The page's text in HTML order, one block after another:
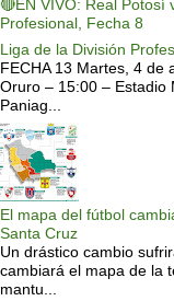
🔴EN VIVO: Real Potosí
Profesional, Fecha 8
Liga de la División
FECHA 13 Martes, 4 de
Oruro – 15:00 –
Paniag...
El mapa del fútbol
Santa Cruz
Un drástico cambio
cambiará el mapa de la
mantu...